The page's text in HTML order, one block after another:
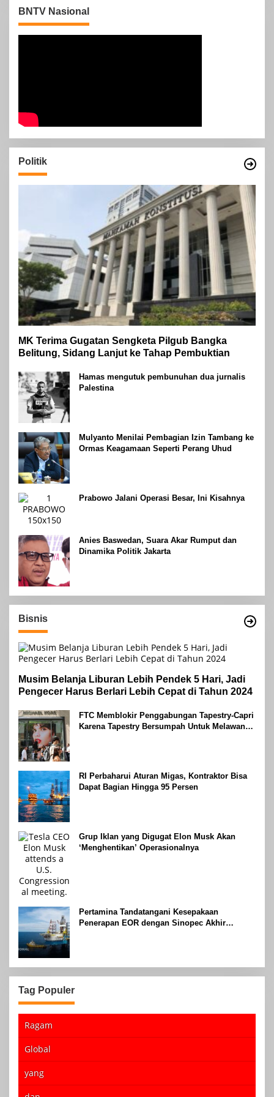
BNTV Nasional
Politik
MK Terima Gugatan Sengketa Pilgub Bangka
Belitung, Sidang Lanjut ke Tahap Pembuktian
Hamas mengutuk pembunuhan dua jurnalis
Palestina
Mulyanto Menilai Pembagian Izin Tambang ke
Ormas Keagamaan Seperti Perang Uhud
Prabowo Jalani Operasi Besar, Ini Kisahnya
Anies Baswedan, Suara Akar Rumput dan
Dinamika Politik Jakarta
Bisnis
Musim Belanja Liburan Lebih Pendek 5 Hari, Jadi
Pengecer Harus Berlari Lebih Cepat di Tahun 2024
FTC Memblokir Penggabungan Tapestry-Capri
Karena Tapestry Bersumpah Untuk Melawan
RI Perbaharui Aturan Migas, Kontraktor Bisa
Dapat Bagian Hingga 95 Persen
Grup Iklan yang Digugat Elon Musk Akan
‘Menghentikan’ Operasionalnya
Pertamina Tandatangani Kesepakaan
Penerapan EOR dengan Sinopec Akhir
Tag Populer
Ragam
Global
yang